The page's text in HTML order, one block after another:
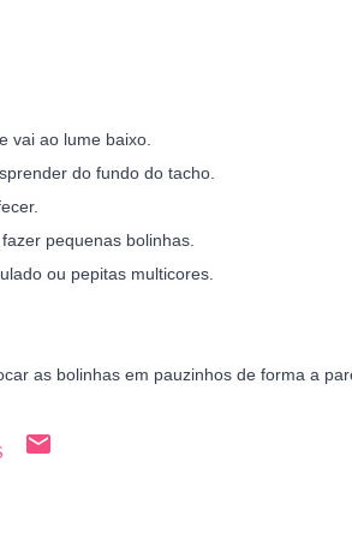
vai ao lume baixo.
do fundo do tacho.
pequenas bolinhas.
ou pepitas multicores.
as bolinhas em pauzinhos de forma a